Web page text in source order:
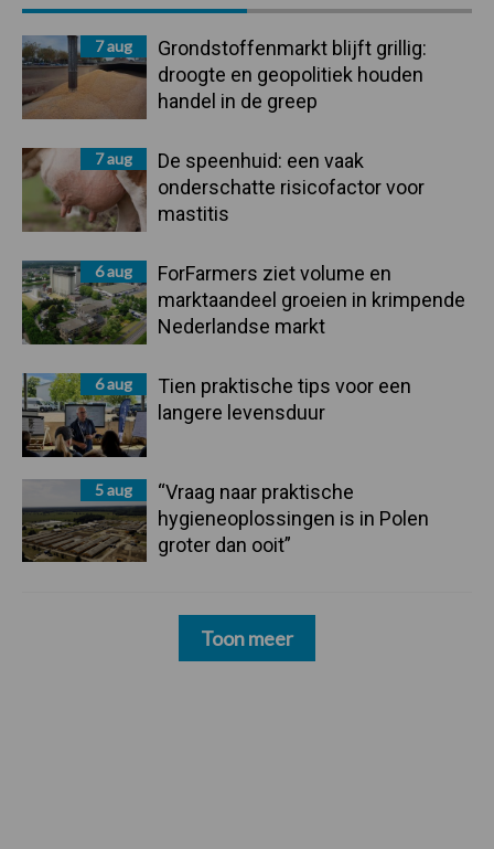
Sidebar
7 aug
Grondstoffenmarkt blijft grillig:
droogte en geopolitiek houden
handel in de greep
7 aug
De speenhuid: een vaak
onderschatte risicofactor voor
mastitis
6 aug
ForFarmers ziet volume en
marktaandeel groeien in krimpende
Nederlandse markt
6 aug
Tien praktische tips voor een
langere levensduur
5 aug
“Vraag naar praktische
hygieneoplossingen is in Polen
groter dan ooit”
Toon meer